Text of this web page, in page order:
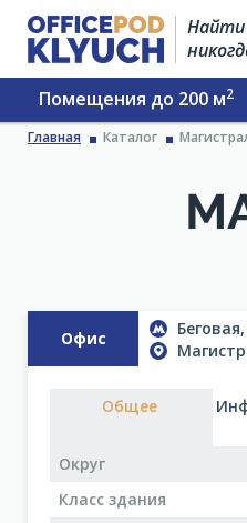
Найти
Помещения до 200 м2
Главная Каталог
Офис
Общее
Округ
Класс здания